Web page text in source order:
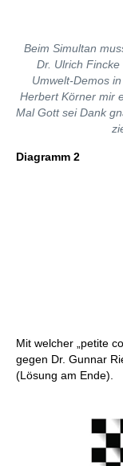
Beim Simultan
Dr. Ulrich
Umwelt-Demos
Herbert Körner mir
Mal Gott sei Dank
Diagramm 2
Mit welcher „petite
gegen Dr. Gunnar
(Lösung am Ende).